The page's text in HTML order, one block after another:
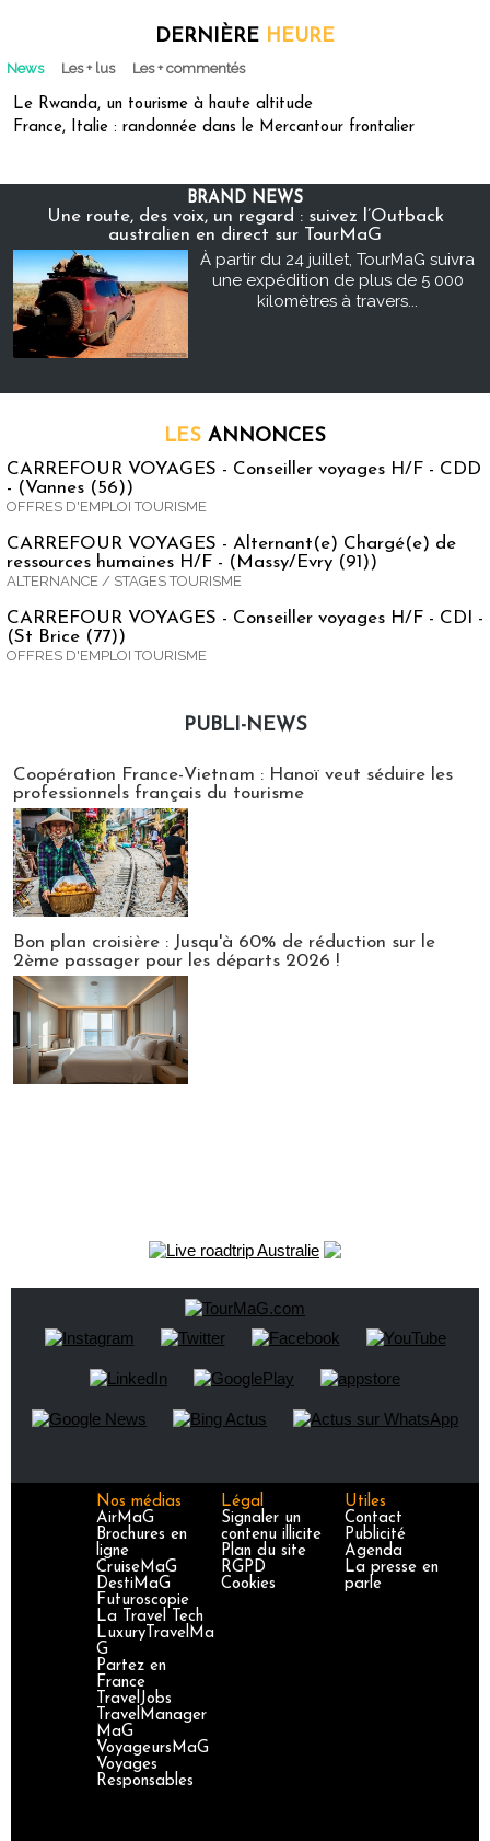
DERNIÈRE HEURE
News Les + lus Les + commentés
Le Rwanda, un tourisme à haute altitude
France, Italie : randonnée dans le Mercantour frontalier
BRAND NEWS
Une route, des voix, un regard : suivez l’Outback
australien en direct sur TourMaG
À partir du 24 juillet, TourMaG suivra
une expédition de plus de 5 000
kilomètres à travers...
LES ANNONCES
CARREFOUR VOYAGES - Conseiller voyages H/F - CDD
- (Vannes (56))
OFFRES D'EMPLOI TOURISME
CARREFOUR VOYAGES - Alternant(e) Chargé(e) de
ressources humaines H/F - (Massy/Evry (91))
ALTERNANCE / STAGES TOURISME
CARREFOUR VOYAGES - Conseiller voyages H/F - CDI -
(St Brice (77))
OFFRES D'EMPLOI TOURISME
PUBLI-NEWS
Coopération France-Vietnam : Hanoï veut séduire les
professionnels français du tourisme
Bon plan croisière : Jusqu'à 60% de réduction sur le
2ème passager pour les départs 2026 !
Nos médias
AirMaG
Brochures en
ligne
CruiseMaG
DestiMaG
Futuroscopie
La Travel Tech
LuxuryTravelMa
G
Partez en
France
TravelJobs
TravelManager
MaG
VoyageursMaG
Voyages
Responsables
Légal
Signaler un
contenu illicite
Plan du site
RGPD
Cookies
Utiles
Contact
Publicité
Agenda
La presse en
parle